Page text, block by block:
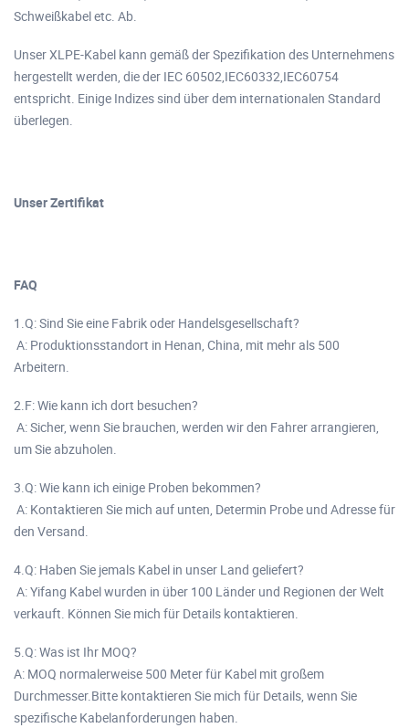
Schweißkabel etc. Ab.
Unser XLPE-Kabel kann gemäß der Spezifikation des Unternehmens
hergestellt werden, die der IEC 60502,IEC60332,IEC60754
entspricht. Einige Indizes sind über dem internationalen Standard
überlegen.
Unser Zertifikat
FAQ
1.Q: Sind Sie eine Fabrik oder Handelsgesellschaft?
A: Produktionsstandort in Henan, China, mit mehr als 500
Arbeitern.
2.F: Wie kann ich dort besuchen?
A: Sicher, wenn Sie brauchen, werden wir den Fahrer arrangieren,
um Sie abzuholen.
3.Q: Wie kann ich einige Proben bekommen?
A: Kontaktieren Sie mich auf unten, Determin Probe und Adresse für
den Versand.
4.Q: Haben Sie jemals Kabel in unser Land geliefert?
A: Yifang Kabel wurden in über 100 Länder und Regionen der Welt
verkauft. Können Sie mich für Details kontaktieren.
5.Q: Was ist Ihr MOQ?
A: MOQ normalerweise 500 Meter für Kabel mit großem
Durchmesser.Bitte kontaktieren Sie mich für Details, wenn Sie
spezifische Kabelanforderungen haben.